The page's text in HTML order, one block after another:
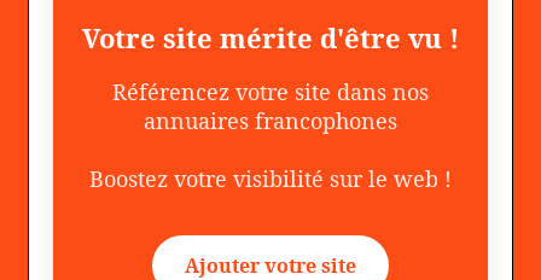
Votre site mérite d'être vu !
Référencez votre site dans nos
annuaires francophones
Boostez votre visibilité sur le web !
Ajouter votre site